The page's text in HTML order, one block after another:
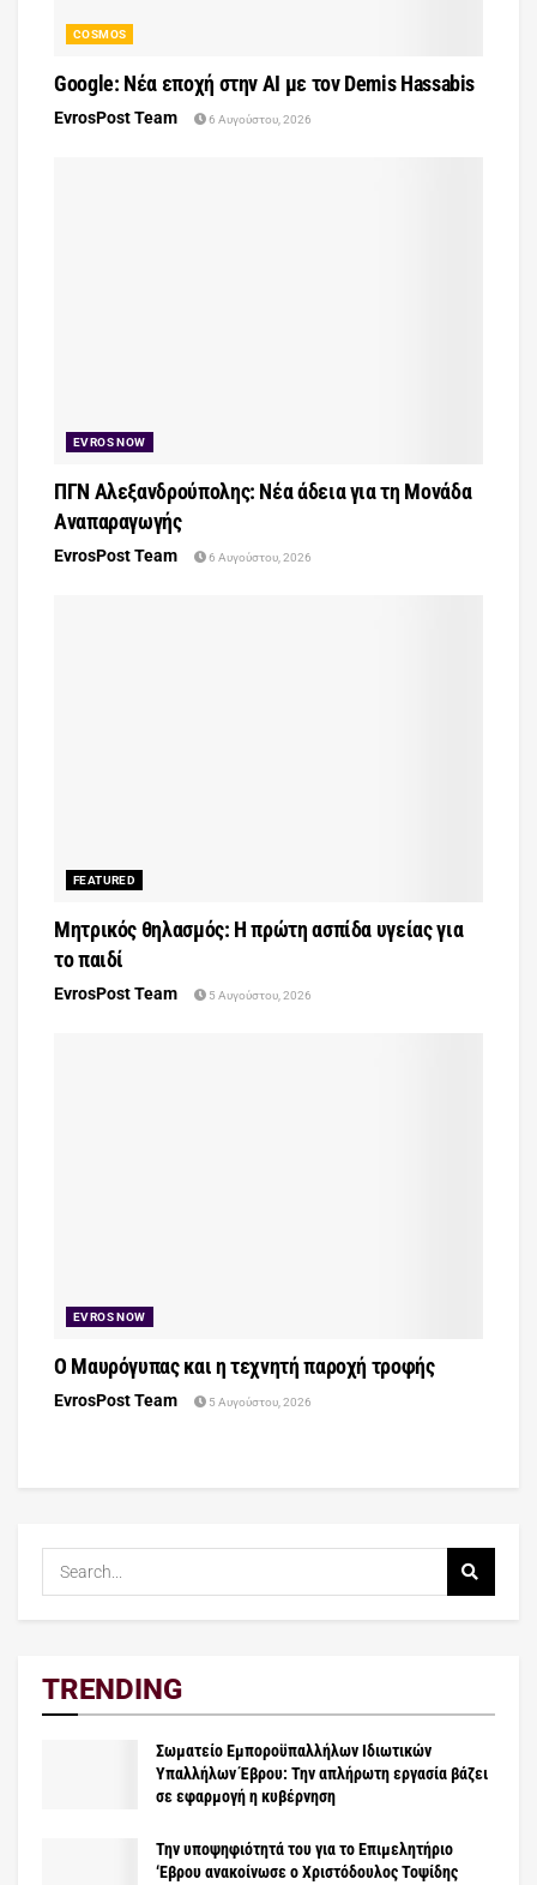
COSMOS
Google: Νέα εποχή στην AI με τον Demis Hassabis
EvrosPost Team 6 Αυγούστου, 2026
EVROS NOW
ΠΓΝ Αλεξανδρούπολης: Νέα άδεια για τη Μονάδα
Αναπαραγωγής
EvrosPost Team 6 Αυγούστου, 2026
FEATURED
Μητρικός θηλασμός: Η πρώτη ασπίδα υγείας για
το παιδί
EvrosPost Team 5 Αυγούστου, 2026
EVROS NOW
Ο Μαυρόγυπας και η τεχνητή παροχή τροφής
EvrosPost Team 5 Αυγούστου, 2026
TRENDING
Σωματείο Εμποροϋπαλλήλων Ιδιωτικών
Υπαλλήλων Έβρου: Την απλήρωτη εργασία βάζει
σε εφαρμογή η κυβέρνηση
Την υποψηφιότητά του για το Επιμελητήριο
‘Εβρου ανακοίνωσε ο Χριστόδουλος Τοψίδης